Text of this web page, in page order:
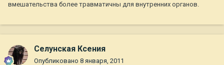
вмешательства более травматичны для внутренних органов.
Селунская Ксения
Опубликовано 8 января, 2011